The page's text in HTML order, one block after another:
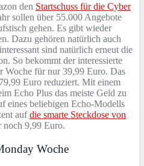
den Startschuss für die Cyber
sollen über 55.000 Angebote
gehen. Es gibt wieder
Dazu gehören natürlich auch
sind natürlich erneut die
So bekommt der interessierte
Woche für nur 39,99 Euro. Das
Euro reduziert. Mit einem
Echo Plus das meiste Geld zu
eines beliebigen Echo-Modells
aufdie smarte Steckdose von
noch 9,99 Euro.
Woche